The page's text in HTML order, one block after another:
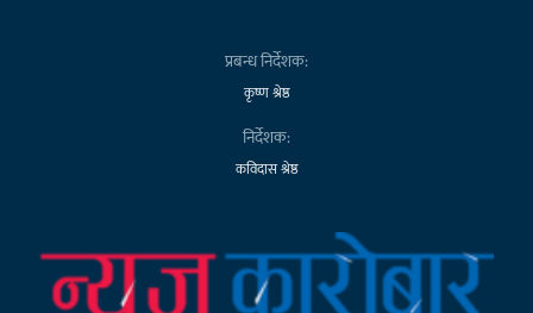
प्रबन्ध निर्देशक:
कृष्ण श्रेष्ठ
निर्देशक:
कविदास श्रेष्ठ